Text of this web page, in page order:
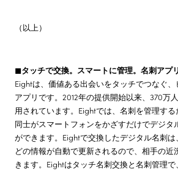
（以上）
◼タッチで交換。スマートに管理。名刺アプ
Eightは、価値ある出会いをタッチでつなぐ
アプリです。2012年の提供開始以来、370万
用されています。Eightでは、名刺を管理す
同士がスマートフォンをかざすだけでデジタ
ができます。Eightで交換したデジタル名刺
どの情報が自動で更新されるので、相手の近
きます。Eightはタッチ名刺交換と名刺管理